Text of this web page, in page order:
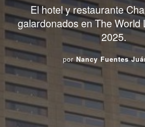
El hotel y restaurante
galardonados en The World
2025.
por Nancy Fuentes